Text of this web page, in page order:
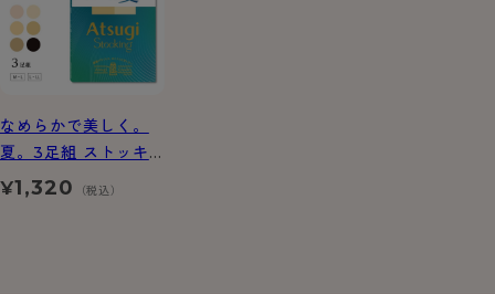
なめらかで美しく。
夏。3足組 ストッキ
ング
¥1,320 （税込）